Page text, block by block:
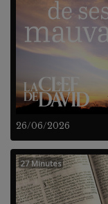
26/06/2026
27 Minutes